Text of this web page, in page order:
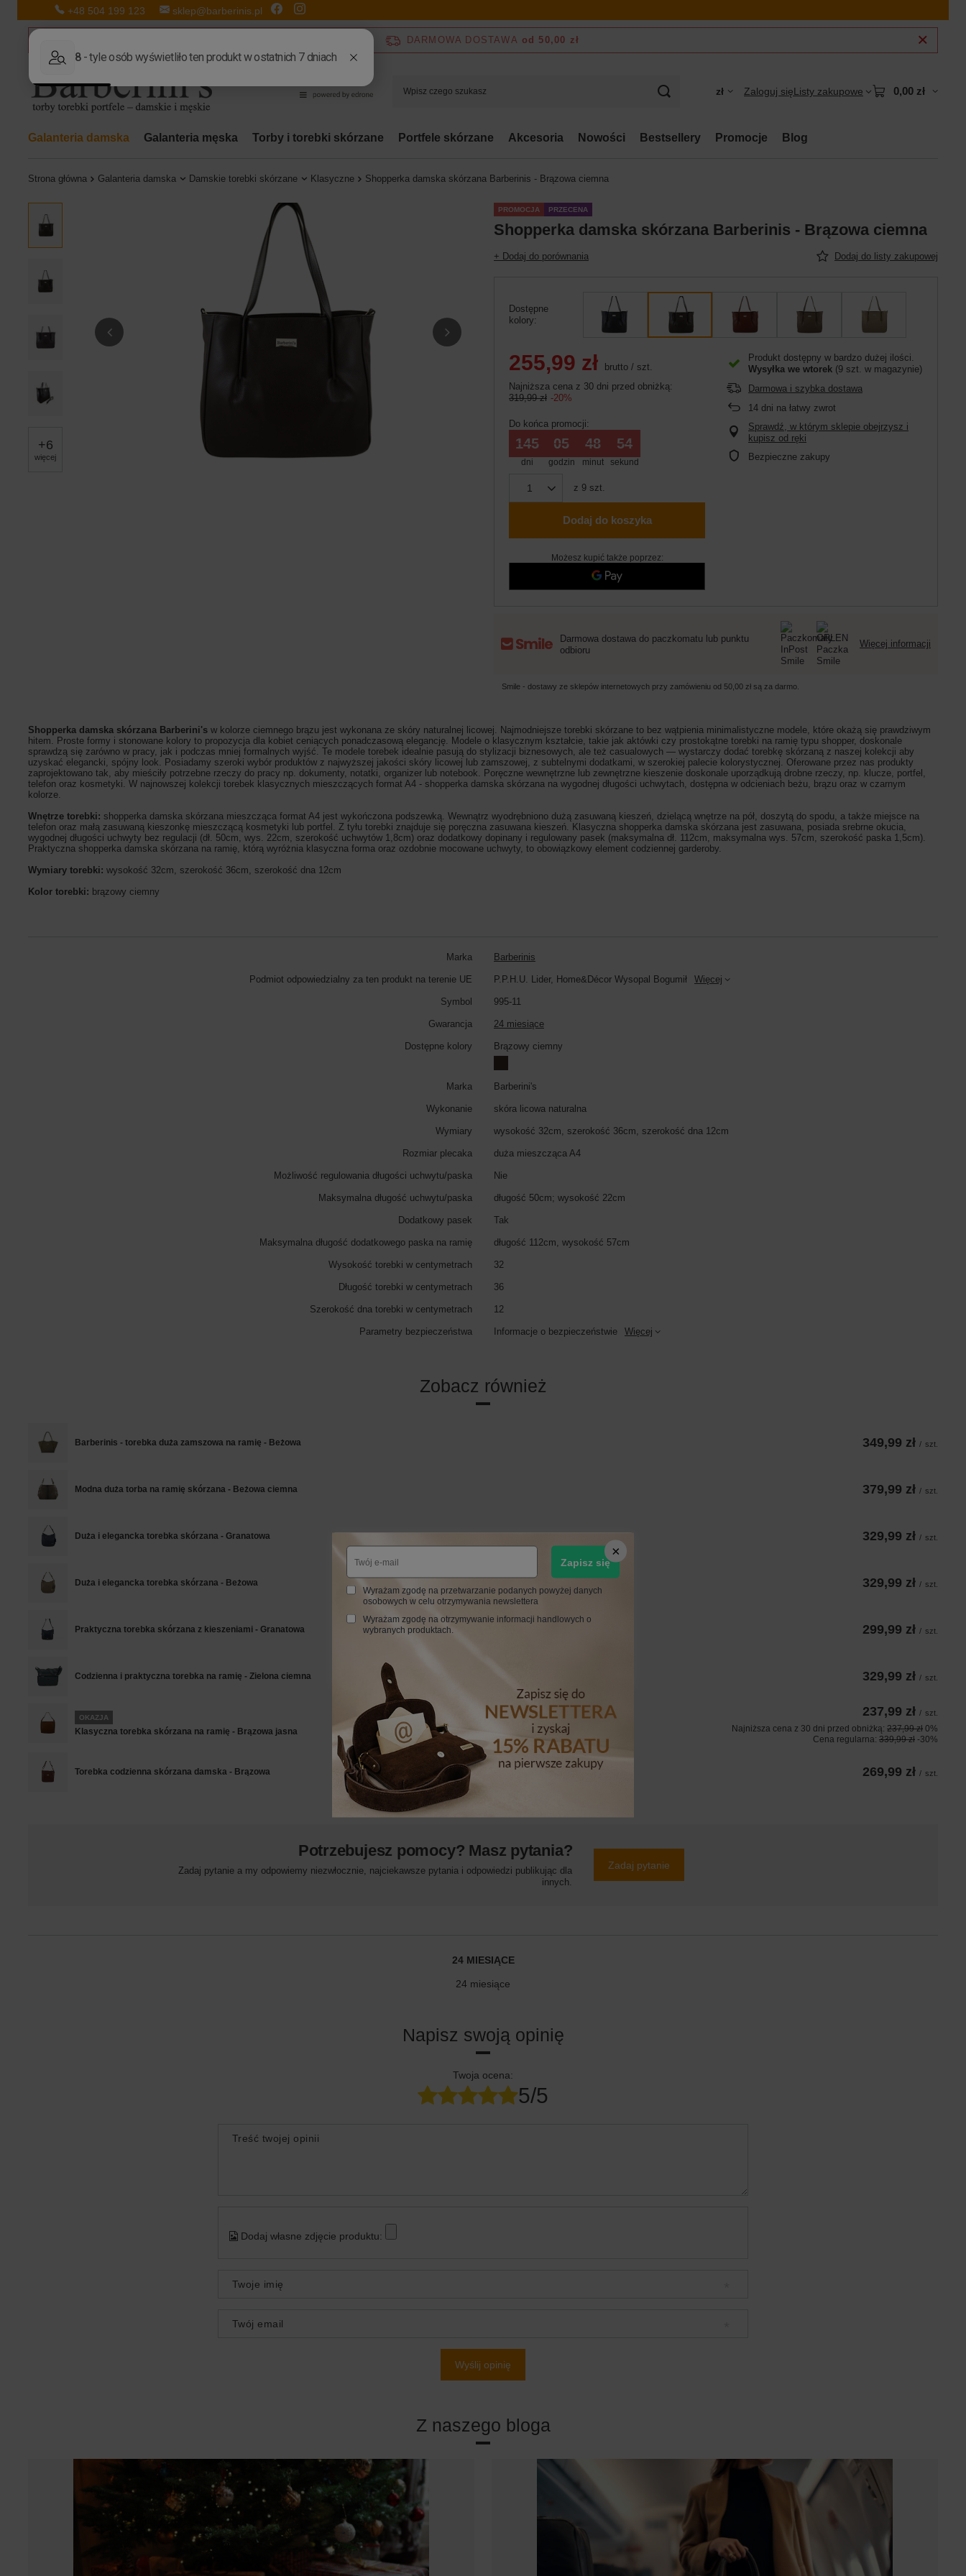
+48 504 199 123 sklep@barberinis.pl
DARMOWA DOSTAWA od 50,00 zł
zł Zaloguj sięListy zakupowe 0,00 zł
Galanteria damska Galanteria męska Torby i torebki skórzane Portfele skórzane Akcesoria Nowości Bestsellery Promocje Blog
Strona główna Galanteria damska Damskie torebki skórzane Klasyczne Shopperka damska skórzana Barberinis - Brązowa ciemna
+6
więcej
PROMOCJA PRZECENA
Shopperka damska skórzana Barberinis - Brązowa ciemna
+ Dodaj do porównania Dodaj do listy zakupowej
Dostępne
kolory
255,99 zł brutto / szt.
Najniższa cena z 30 dni przed obniżką:
319,99 zł -20%
Do końca promocji:
145
dni
05
godzin
48
minut
53
sekund
z 9 szt.
Dodaj do koszyka
Możesz kupić także poprzez:
Produkt dostępny w bardzo dużej ilości
Wysyłka we wtorek (9 szt. w magazynie)
Darmowa i szybka dostawa
14 dni na łatwy zwrot
Sprawdź, w którym sklepie obejrzysz i
kupisz od ręki
Bezpieczne zakupy
Darmowa dostawa do paczkomatu lub punktu
odbioru
Więcej informacji
Smile - dostawy ze sklepów internetowych przy zamówieniu od 50,00 zł są za darmo.
Shopperka damska skórzana Barberini's w kolorze ciemnego brązu jest wykonana ze skóry naturalnej licowej.
Najmodniejsze torebki skórzane to bez wątpienia minimalistyczne modele, które okażą się prawdziwym
hitem. Proste formy i stonowane kolory to propozycja dla kobiet ceniących ponadczasową elegancję. Modele o klasycznym kształcie, takie jak aktówki czy prostokątne torebki na ramię typu shopper, doskonale
sprawdzą się zarówno w pracy, jak i podczas mniej formalnych wyjść. Te modele torebek idealnie pasują do stylizacji biznesowych, ale też casualowych — wystarczy dodać torebkę skórzaną z naszej kolekcji aby
uzyskać elegancki, spójny look​. Posiadamy szeroki wybór produktów z najwyższej jakości skóry licowej lub zamszowej, z subtelnymi dodatkami, w szerokiej palecie kolorystycznej. Oferowane przez nas produkty
zaprojektowano tak, aby mieściły potrzebne rzeczy do pracy np. dokumenty, notatki, organizer lub notebook. Poręczne wewnętrzne lub zewnętrzne kieszenie doskonale uporządkują drobne rzeczy, np. klucze, portfel,
telefon oraz kosmetyki. W najnowszej kolekcji torebek klasycznych mieszczących format A4 - shopperka damska skórzana na wygodnej długości uchwytach, dostępna w odcieniach beżu, brązu oraz w czarnym
kolorze.
Wnętrze torebki: shopperka damska skórzana mieszcząca format A4 jest wykończona podszewką. Wewnątrz wyodrębniono dużą zasuwaną kieszeń, dzielącą wnętrze na pół, doszytą do spodu, a także miejsce na
telefon oraz małą zasuwaną kieszonkę mieszczącą kosmetyki lub portfel. Z tyłu torebki znajduje się poręczna zasuwana kieszeń. Klasyczna shopperka damska skórzana jest zasuwana, posiada srebrne okucia,
wygodnej długości uchwyty bez regulacji (dł. 50cm, wys. 22cm, szerokość uchwytów 1,8cm) oraz dodatkowy dopinany i regulowany pasek (maksymalna dł. 112cm, maksymalna wys. 57cm, szerokość paska 1,5cm).
Praktyczna shopperka damska skórzana na ramię, którą wyróżnia klasyczna forma oraz ozdobnie mocowane uchwyty, to obowiązkowy element codziennej garderoby.
Wymiary torebki: wysokość 32cm, szerokość 36cm, szerokość dna 12cm
Kolor torebki: brązowy ciemny
Marka Barberinis
Podmiot odpowiedzialny za ten produkt na terenie UE P.P.H.U. Lider, Home&Décor Wysopal Bogumił Więcej
Symbol 995-11
Gwarancja 24 miesiące
Dostępne kolory Brązowy ciemny
Marka Barberini's
Wykonanie skóra licowa naturalna
Wymiary wysokość 32cm, szerokość 36cm, szerokość dna 12cm
Rozmiar plecaka duża mieszcząca A4
Możliwość regulowania długości uchwytu/paska Nie
Maksymalna długość uchwytu/paska długość 50cm; wysokość 22cm
Dodatkowy pasek Tak
Maksymalna długość dodatkowego paska na ramię długość 112cm, wysokość 57cm
Wysokość torebki w centymetrach 32
Długość torebki w centymetrach 36
Szerokość dna torebki w centymetrach 12
Parametry bezpieczeństwa Informacje o bezpieczeństwie Więcej
Zobacz również
Barberinis - torebka duża zamszowa na ramię - Beżowa 349,99 zł / szt.
Modna duża torba na ramię skórzana - Beżowa ciemna 379,99 zł / szt.
Duża i elegancka torebka skórzana - Granatowa 329,99 zł / szt.
Duża i elegancka torebka skórzana - Beżowa 329,99 zł / szt.
Praktyczna torebka skórzana z kieszeniami - Granatowa 299,99 zł / szt.
Codzienna i praktyczna torebka na ramię - Zielona ciemna 329,99 zł / szt.
OKAZJA
Klasyczna torebka skórzana na ramię - Brązowa jasna
237,99 zł / szt.
Najniższa cena z 30 dni przed obniżką: 237,99 zł 0%
Cena regularna: 339,99 zł -30%
Torebka codzienna skórzana damska - Brązowa 269,99 zł / szt.
Potrzebujesz pomocy? Masz pytania?
Zadaj pytanie a my odpowiemy niezwłocznie, najciekawsze pytania i odpowiedzi publikując dla
innych.
Zadaj pytanie
24 MIESIĄCE
24 miesiące
Napisz swoją opinię
Twoja ocena:
5/5
Treść twojej opinii
Dodaj własne zdjęcie produktu:
Twoje imię
Twój email
Wyślij opinię
Z naszego bloga
Zapisz się
Wyrażam zgodę na przetwarzanie podanych powyżej danych
osobowych w celu otrzymywania newslettera
Wyrażam zgodę na otrzymywanie informacji handlowych o
wybranych produktach.